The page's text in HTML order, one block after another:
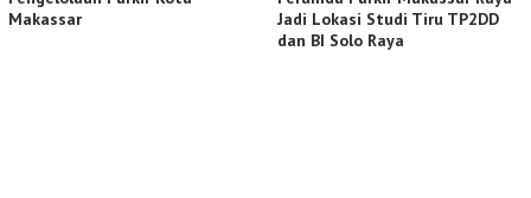
Makassar
Jadi Lokasi Studi Tiru TP2DD
dan BI Solo Raya